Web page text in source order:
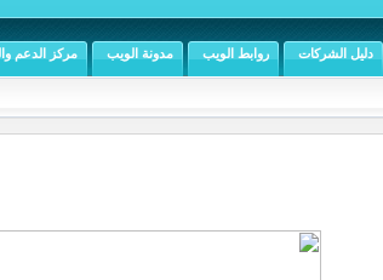
دليل الشركات روابط الويب مدونة الويب مركز الدعم